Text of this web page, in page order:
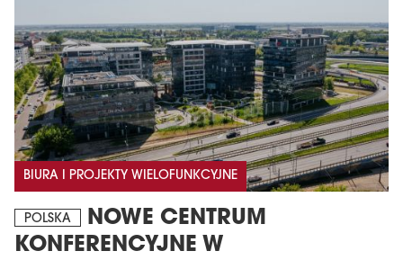
BIURA I PROJEKTY WIELOFUNKCYJNE
POLSKA
NOWE CENTRUM
KONFERENCYJNE W